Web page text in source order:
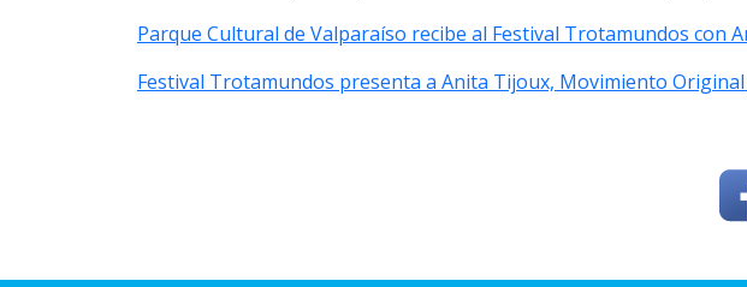
Parque Cultural de Valparaíso recibe al Festival Trotamundos con
Festival Trotamundos presenta a Anita Tijoux, Movimiento Original